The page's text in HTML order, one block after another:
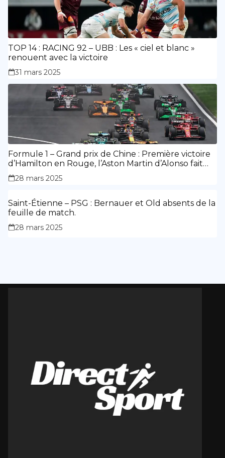
TOP 14 : RACING 92 – UBB : Les « ciel et blanc »
renouent avec la victoire
31 mars 2025
Formule 1 – Grand prix de Chine : Première victoire
d’Hamilton en Rouge, l’Aston Martin d’Alonso fait
des siennes.
28 mars 2025
Saint-Étienne – PSG : Bernauer et Old absents de la
feuille de match.
28 mars 2025